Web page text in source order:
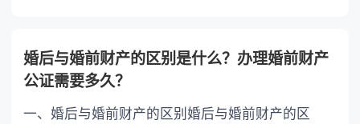
婚后与婚前财产的区别是什么？办理婚前财产
公证需要多久？
一、婚后与婚前财产的区别婚后与婚前财产的区